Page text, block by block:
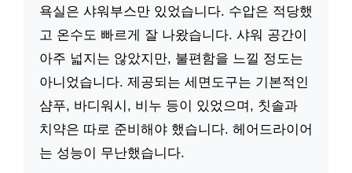
욕실은 샤워부스만 있었습니다. 수압은 적당했
고 온수도 빠르게 잘 나왔습니다. 샤워 공간이
아주 넓지는 않았지만, 불편함을 느낄 정도는
아니었습니다. 제공되는 세면도구는 기본적인
샴푸, 바디워시, 비누 등이 있었으며, 칫솔과
치약은 따로 준비해야 했습니다. 헤어드라이어
는 성능이 무난했습니다.